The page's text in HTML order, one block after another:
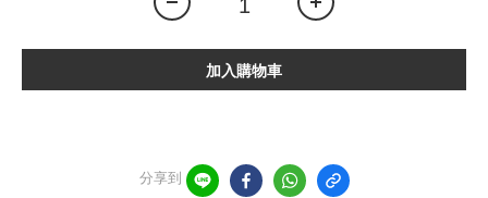
加入購物車
分享到